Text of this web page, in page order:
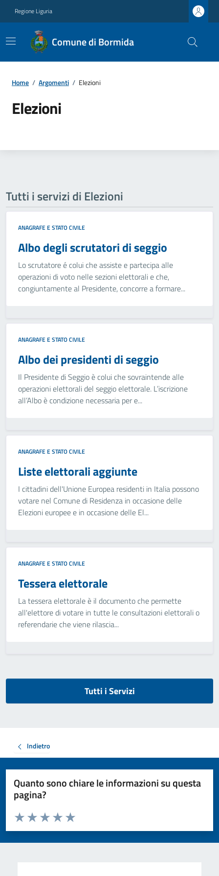
Regione Liguria
Comune di Bormida
Home / Argomenti / Elezioni
Elezioni
Tutti i servizi di Elezioni
ANAGRAFE E STATO CIVILE
Albo degli scrutatori di seggio
Lo scrutatore é colui che assiste e partecipa alle
operazioni di voto nelle sezioni elettorali e che,
congiuntamente al Presidente, concorre a formare...
ANAGRAFE E STATO CIVILE
Albo dei presidenti di seggio
Il Presidente di Seggio è colui che sovraintende alle
operazioni elettorali del seggio elettorale. L’iscrizione
all’Albo è condizione necessaria per e...
ANAGRAFE E STATO CIVILE
Liste elettorali aggiunte
I cittadini dell'Unione Europea residenti in Italia possono
votare nel Comune di Residenza in occasione delle
Elezioni europee e in occasione delle El...
ANAGRAFE E STATO CIVILE
Tessera elettorale
La tessera elettorale è il documento che permette
all'elettore di votare in tutte le consultazioni elettorali o
referendarie che viene rilascia...
Tutti i Servizi
Indietro
Quanto sono chiare le informazioni su questa
pagina?
Valuta da 1 a 5 stelle la pagina
Valuta 5 stelle su 5
Valuta 4 stelle su 5
Valuta 3 stelle su 5
Valuta 2 stelle su 5
Valuta 1 stelle su 5